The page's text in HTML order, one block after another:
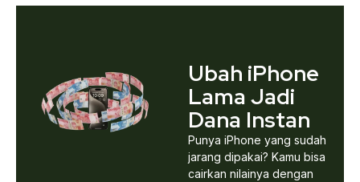
Ubah iPhone
Lama Jadi
Dana Instan
Punya iPhone yang sudah
jarang dipakai? Kamu bisa
cairkan nilainya dengan